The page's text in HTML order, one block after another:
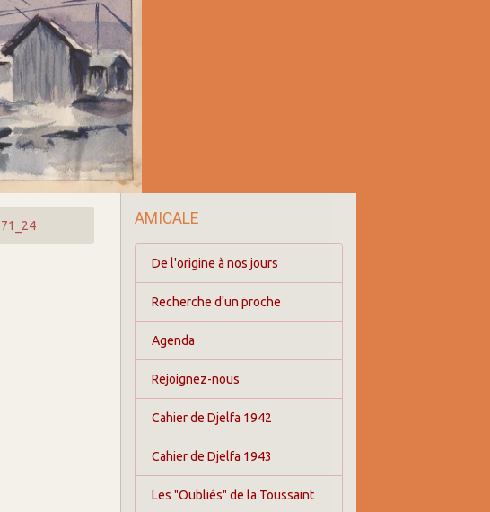
AMICALE
De l'origine à nos jours
Recherche d'un proche
Agenda
Rejoignez-nous
Cahier de Djelfa 1942
Cahier de Djelfa 1943
Les "Oubliés" de la Toussaint